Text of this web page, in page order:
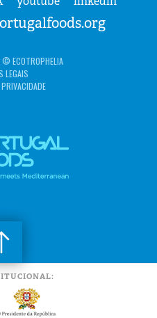
ECOTROPHELIA
LEGAIS